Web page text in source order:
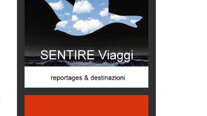
Mio nonno, salvato dai russi
Storie...di storia
Editoriale
Turismo in Miniera
Puglia - Tra storia e recupero